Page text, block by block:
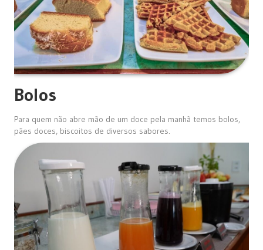
Bolos
Para quem não abre mão de um doce pela manhã temos bolos,
pães doces, biscoitos de diversos sabores.